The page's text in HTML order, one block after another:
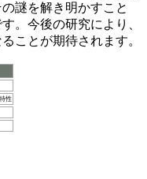
謎を解き明かすこと
。今後の研究により、
ことが期待されます。
性